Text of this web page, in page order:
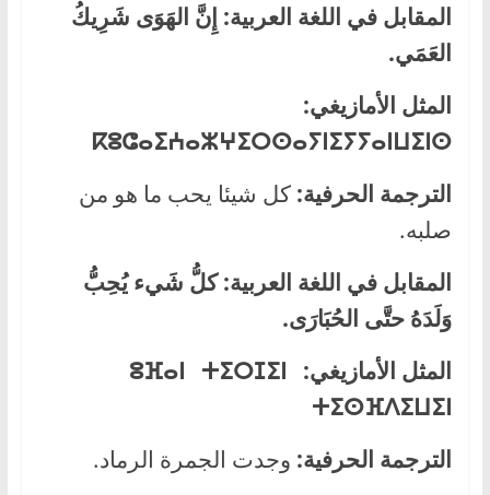
المقابل في اللغة العربية: إِنَّ الهَوَى شَرِيكُ
العَمَي.
المثل الأمازيغي:
ⴽⵓⵛⴰⵉⵄⴰⵣⵖⵉⵔⵙⴰⵢⵏⵉⵢⵢⴰⵏⵡⵉⵏⵙ
الترجمة الحرفية: كل شيئا يحب ما هو من
صلبه.
المقابل في اللغة العربية:كلُّ شَيء يُحِبُّ
وَلَدَهُ حتَّى الحُبَارَى.
المثل الأمازيغي:
ⵓⴼⴰⵏ ⵜⵉⵔⵊⵉⵏ
ⵜⵉⵙⴼⴷⵉⵡⵉⵏ
الترجمة الحرفية: وجدت الجمرة الرماد.